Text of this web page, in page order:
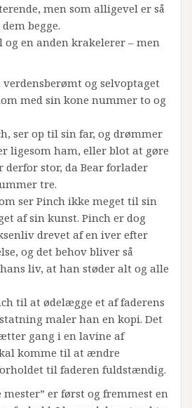
men som alligevel er så
begge.
en anden krakelerer – men
verdensberømt og selvoptaget
med sin kone nummer to og
ser op til sin far, og drømmer
ligesom ham, eller blot at gøre
derfor stor, da Bear forlader
tre.
ser Pinch ikke meget til sin
af sin kunst. Pinch er dog
drevet af en iver efter
og det behov bliver så
liv, at han støder alt og alle
til at ødelægge et af faderens
maler han en kopi. Det
gang i en lavine af
komme til at ændre
til faderen fuldstændig.
mester” er først og fremmest en